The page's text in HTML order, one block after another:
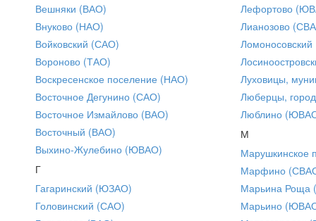
Вешняки (ВАО)
Внуково (НАО)
Войковский (САО)
Вороново (ТАО)
Воскресенское поселение (НАО)
Восточное Дегунино (САО)
Восточное Измайлово (ВАО)
Восточный (ВАО)
Выхино-Жулебино (ЮВАО)
Г
Гагаринский (ЮЗАО)
Головинский (САО)
Лефортово
Лианозово
Луховицы,
Люберцы,
Люблино
М
Марушкинское
Марфино
Марьина Роща
Марьино